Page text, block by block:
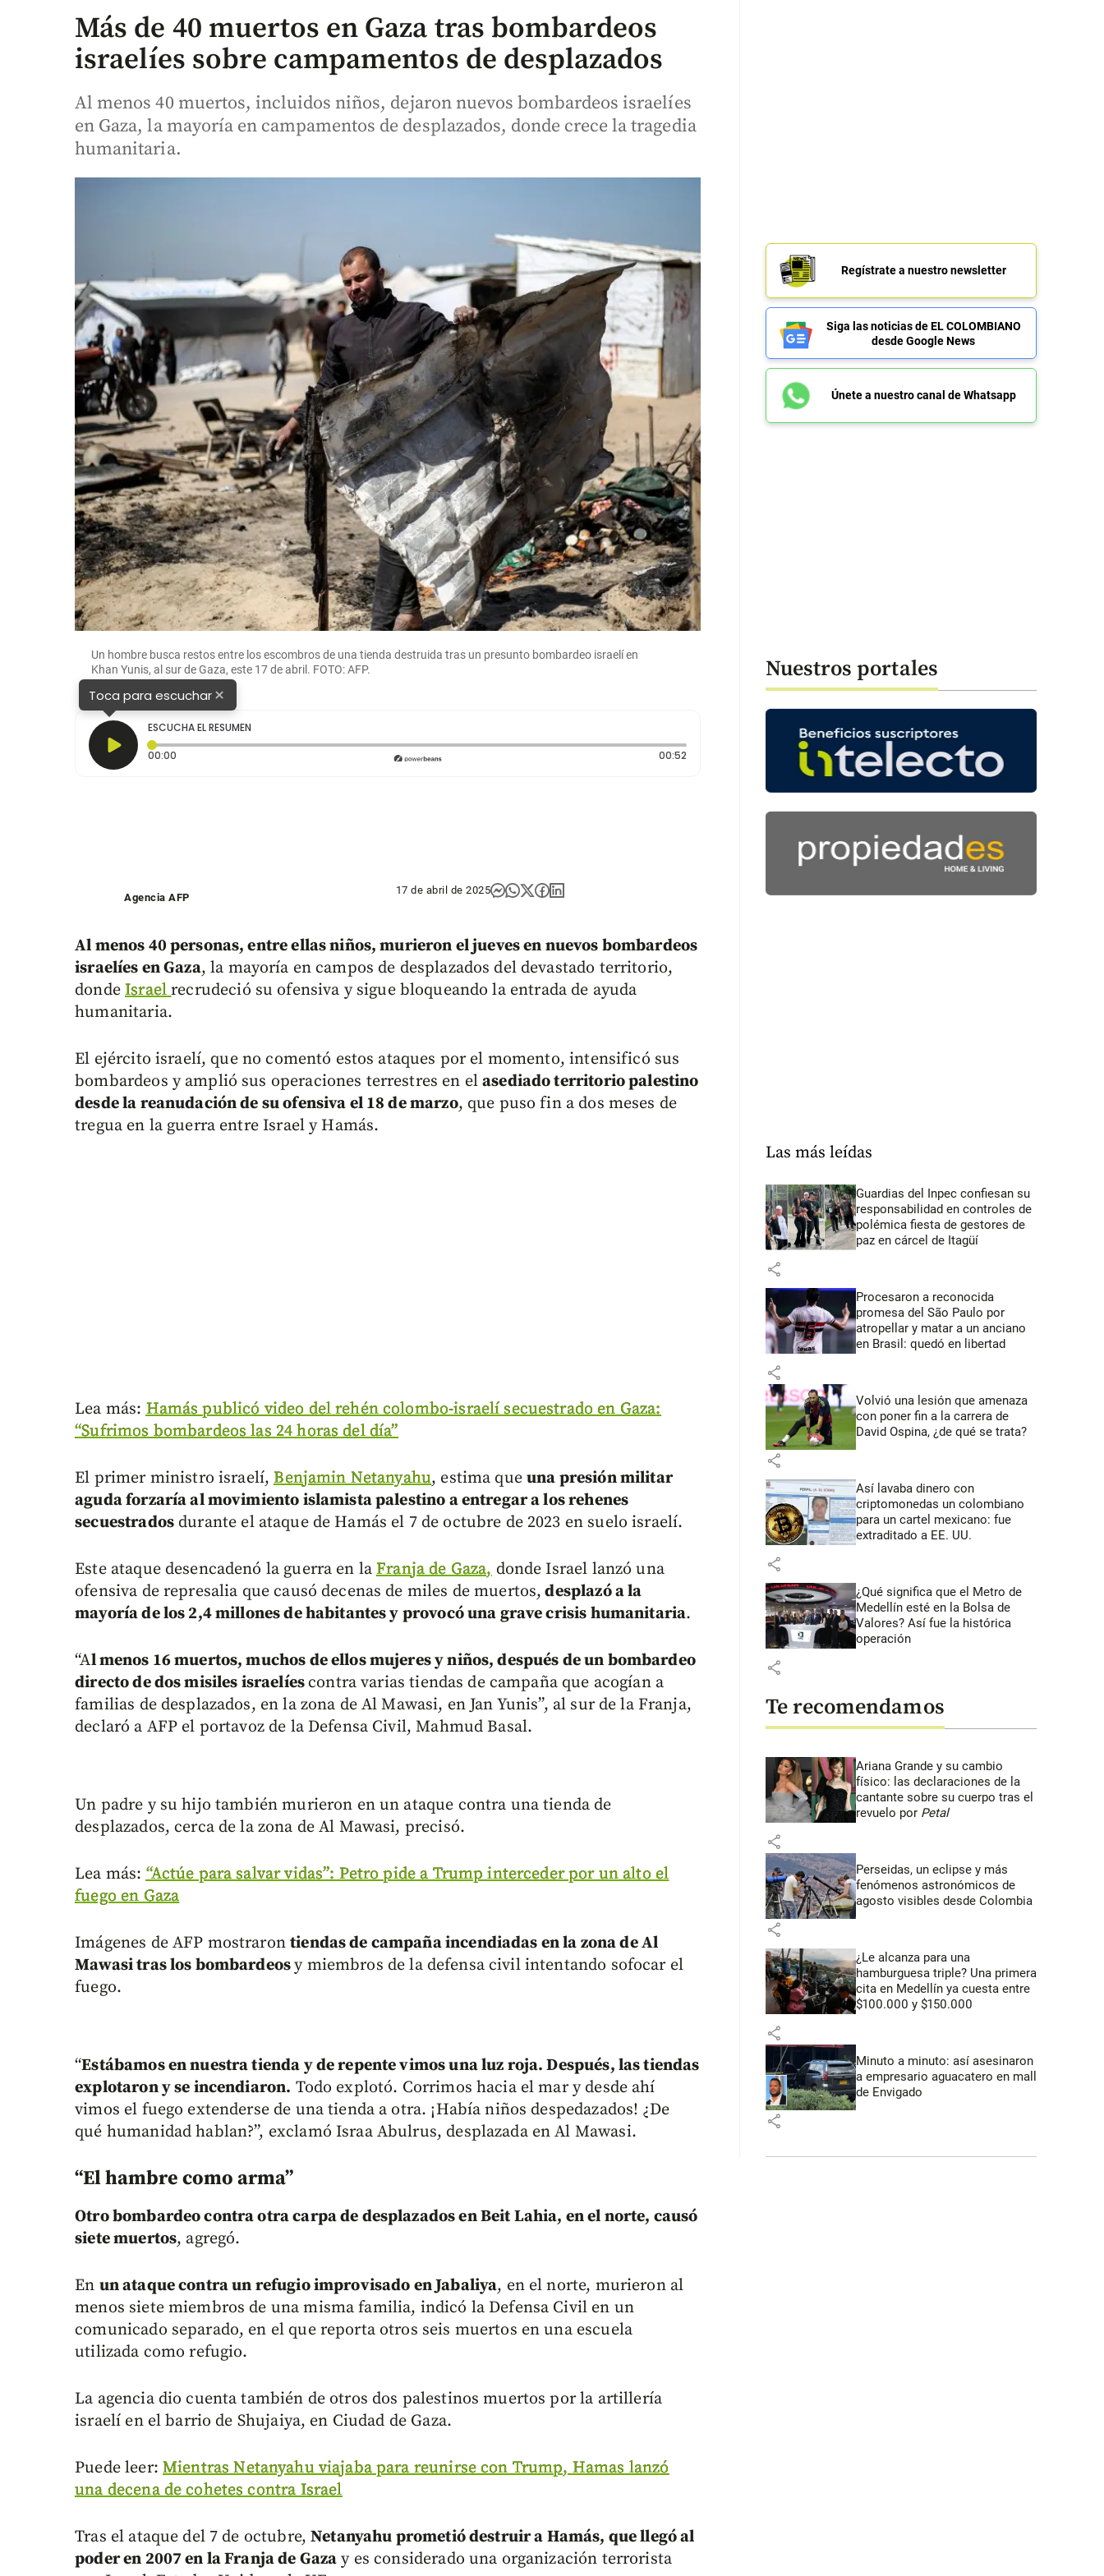
Más de 40 muertos en Gaza tras bombardeos
israelíes sobre campamentos de desplazados
Al menos 40 muertos, incluidos niños, dejaron nuevos bombardeos israelíes
en Gaza, la mayoría en campamentos de desplazados, donde crece la tragedia
humanitaria.
Un hombre busca restos entre los escombros de una tienda destruida tras un presunto bombardeo israelí en
Khan Yunis, al sur de Gaza, este 17 de abril. FOTO: AFP.
Toca para escuchar×
ESCUCHA EL RESUMEN
00:00
00:52Duración: 52 segundos
Agencia AFP
17 de abril de 2025
Al menos 40 personas, entre ellas niños, murieron el jueves en nuevos bombardeos
israelíes en Gaza, la mayoría en campos de desplazados del devastado territorio,
dondeIsraelrecrudeció su ofensiva y sigue bloqueando la entrada de ayuda
humanitaria.
El ejército israelí, que no comentó estos ataques por el momento, intensificó sus
bombardeos y amplió sus operaciones terrestres en elasediado territorio palestino
desde la reanudación de su ofensiva el 18 de marzo, que puso fin a dos meses de
tregua en la guerra entre Israel y Hamás.
Lea más:Hamás publicó video del rehén colombo-israelí secuestrado en Gaza:
“Sufrimos bombardeos las 24 horas del día”
El primer ministro israelí,Benjamin Netanyahu, estima queuna presión militar
aguda forzaría al movimiento islamista palestino a entregar a los rehenes
secuestrados durante el ataque de Hamás el 7 de octubre de 2023 en suelo israelí.
Este ataque desencadenó la guerra en laFranja de Gaza,donde Israel lanzó una
ofensiva de represalia que causó decenas de miles de muertos, desplazó a la
mayoría de los 2,4 millones de habitantes y provocó una grave crisis humanitaria.
“Al menos 16 muertos, muchos de ellos mujeres y niños, después de un bombardeo
directo de dos misiles israelíescontra varias tiendas de campaña que acogían a
familias de desplazados, en la zona de Al Mawasi, en Jan Yunis”, al sur de la Franja,
declaró a AFP el portavoz de la Defensa Civil, Mahmud Basal.
Un padre y su hijo también murieron en un ataque contra una tienda de
desplazados, cerca de la zona de Al Mawasi, precisó.
Lea más:“Actúe para salvar vidas”: Petro pide a Trump interceder por un alto el
fuego en Gaza
Imágenes de AFP mostrarontiendas de campaña incendiadas en la zona de Al
Mawasi tras los bombardeosy miembros de la defensa civil intentando sofocar el
fuego.
“Estábamos en nuestra tienda y de repente vimos una luz roja. Después, las tiendas
explotaron y se incendiaron. Todo explotó. Corrimos hacia el mar y desde ahí
vimos el fuego extenderse de una tienda a otra. ¡Había niños despedazados! ¿De
qué humanidad hablan?”, exclamó Israa Abulrus, desplazada en Al Mawasi.
“El hambre como arma”
Otro bombardeo contra otra carpa de desplazados en Beit Lahia, en el norte, causó
siete muertos, agregó.
En un ataque contra un refugio improvisado en Jabaliya, en el norte, murieron al
menos siete miembros de una misma familia, indicó la Defensa Civil en un
comunicado separado, en el que reporta otros seis muertos en una escuela
utilizada como refugio.
La agencia dio cuenta también de otros dos palestinos muertos por la artillería
israelí en el barrio de Shujaiya, en Ciudad de Gaza.
Puede leer: Mientras Netanyahu viajaba para reunirse con Trump, Hamas lanzó
una decena de cohetes contra Israel
Tras el ataque del 7 de octubre,Netanyahu prometió destruir a Hamás, que llegó al
poder en 2007 en la Franja de Gaza y es considerado una organización terrorista
Regístrate a nuestro newsletter
Siga las noticias de EL COLOMBIANO
desde Google News
Únete a nuestro canal de Whatsapp
Nuestros portales
Las más leídas
Guardias del Inpec confiesan su
responsabilidad en controles de
polémica fiesta de gestores de
paz en cárcel de Itagüí
share
Procesaron a reconocida
promesa del São Paulo por
atropellar y matar a un anciano
en Brasil: quedó en libertad
share
Volvió una lesión que amenaza
con poner fin a la carrera de
David Ospina, ¿de qué se trata?
share
Así lavaba dinero con
criptomonedas un colombiano
para un cartel mexicano: fue
extraditado a EE. UU.
share
¿Qué significa que el Metro de
Medellín esté en la Bolsa de
Valores? Así fue la histórica
operación
share
Te recomendamos
Ariana Grande y su cambio
físico: las declaraciones de la
cantante sobre su cuerpo tras el
revuelo por Petal
share
Perseidas, un eclipse y más
fenómenos astronómicos de
agosto visibles desde Colombia
share
¿Le alcanza para una
hamburguesa triple? Una primera
cita en Medellín ya cuesta entre
$100.000 y $150.000
share
Minuto a minuto: así asesinaron
a empresario aguacatero en mall
de Envigado
share